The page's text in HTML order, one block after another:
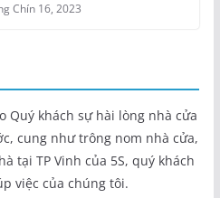
Chín 16, 2023
Quý khách sự hài lòng nhà cửa
cung như trông nom nhà cửa,
tại TP Vinh của 5S, quý khách
việc của chúng tôi.